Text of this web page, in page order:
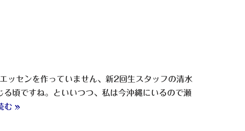
センを作っていません、新2回生スタッフの清水
頃ですね。といいつつ、私は今沖縄にいるので瀬
む »